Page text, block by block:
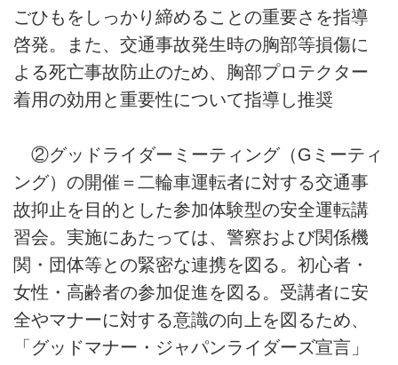
ごひもをしっかり締めることの重要さを指導
啓発。また、交通事故発生時の胸部等損傷に
よる死亡事故防止のため、胸部プロテクター
着用の効用と重要性について指導し推奨
②グッドライダーミーティング（Gミーティ
ング）の開催＝二輪車運転者に対する交通事
故抑止を目的とした参加体験型の安全運転講
習会。実施にあたっては、警察および関係機
関・団体等との緊密な連携を図る。初心者・
女性・高齢者の参加促進を図る。受講者に安
全やマナーに対する意識の向上を図るため、
「グッドマナー・ジャパンライダーズ宣言」